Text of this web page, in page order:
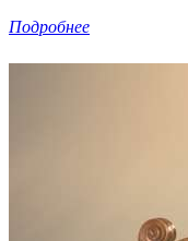
Подробнее